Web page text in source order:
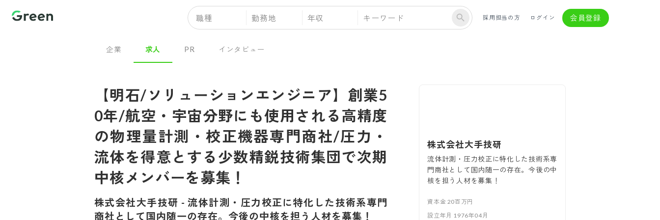
職種 勤務地 年収 採用担当の方 ログイン 会員登録
企業 求人 PR インタビュー
【明石/ソリューションエンジニア】創業5
0年/航空・宇宙分野にも使用される高精度
の物理量計測・校正機器専門商社/圧力・
流体を得意とする少数精鋭技術集団で次期
中核メンバーを募集！
株式会社大手技研 -流体計測・圧力校正に特化した技術系専門
商社として国内随一の存在。今後の中核を担う人材を募集！
株式会社大手技研
流体計測・圧力校正に特化した技術系専
門商社として国内随一の存在。今後の中
核を担う人材を募集！
資本金 20百万円
設立年月 1976年04月